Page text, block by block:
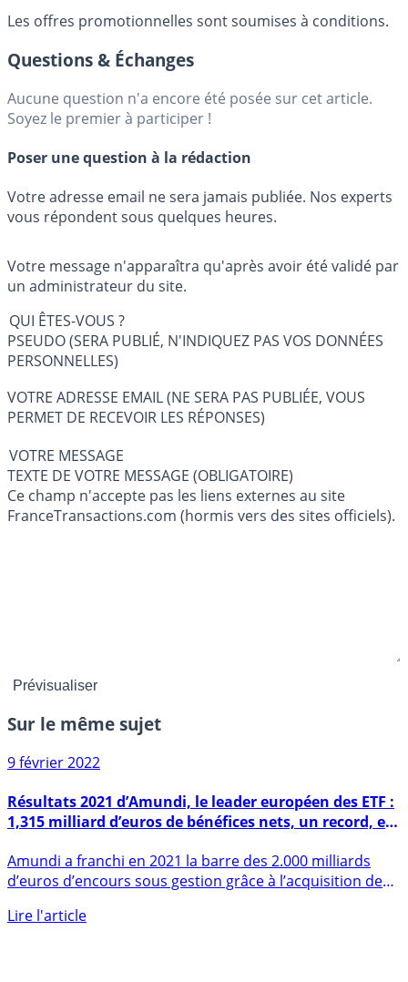
Les offres promotionnelles sont soumises à conditions.
Questions & Échanges
Aucune question n'a encore été posée sur cet article.
Soyez le premier à participer !
Poser une question à la rédaction
Votre adresse email ne sera jamais publiée. Nos experts
vous répondent sous quelques heures.
Votre message n'apparaîtra qu'après avoir été validé par
un administrateur du site.
QUI ÊTES-VOUS ?
PSEUDO (SERA PUBLIÉ, N'INDIQUEZ PAS VOS DONNÉES
PERSONNELLES)
VOTRE ADRESSE EMAIL (NE SERA PAS PUBLIÉE, VOUS
PERMET DE RECEVOIR LES RÉPONSES)
VOTRE MESSAGE
TEXTE DE VOTRE MESSAGE (OBLIGATOIRE)
Ce champ n'accepte pas les liens externes au site
FranceTransactions.com (hormis vers des sites officiels).
Sur le même sujet
9 février 2022
1,315 milliard d’euros de bénéfices nets, un record, en
hausse de +37%
d’euros d’encours sous gestion grâce à l’acquisition de